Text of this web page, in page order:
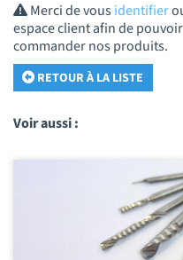
Merci de vousidentifier
espace client afin de
commander nos produits.
RETOUR À LA LISTE
Voir aussi :